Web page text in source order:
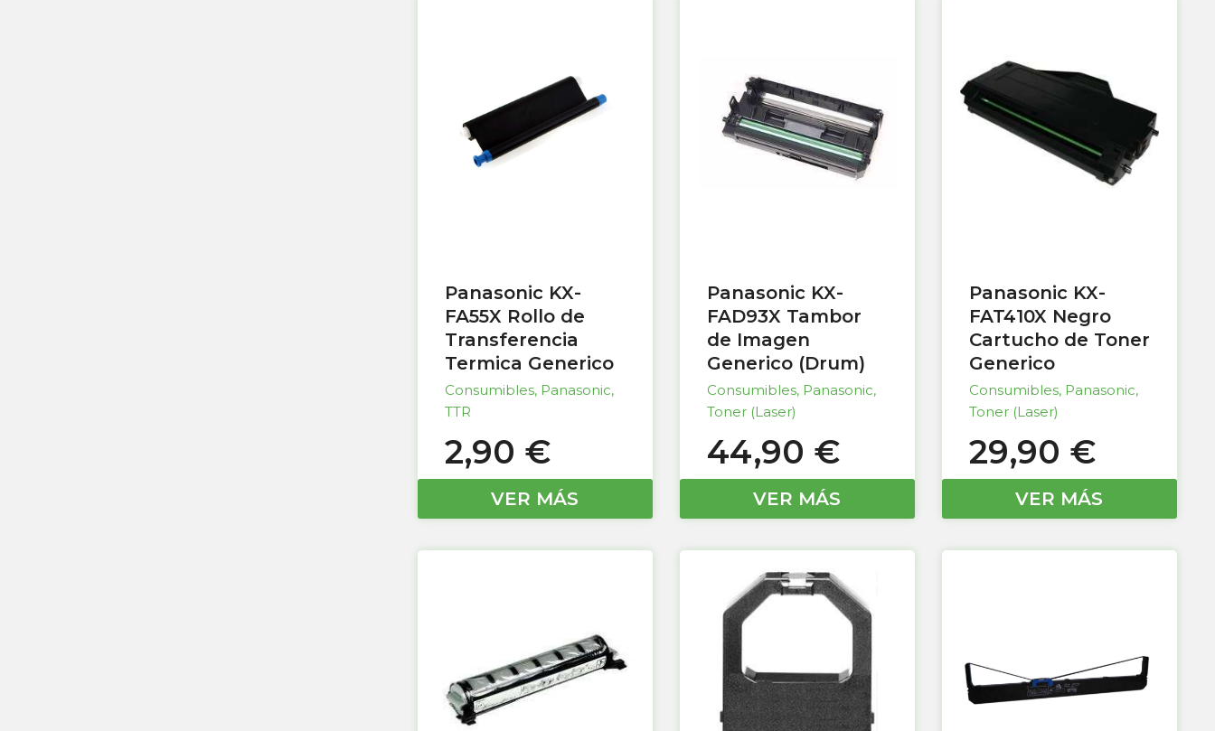
Panasonic KX-
FA55X Rollo de
Transferencia
Termica Generico
Consumibles, Panasonic,
TTR
2,90 €
VER MÁS
Panasonic KX-
FAD93X Tambor
de Imagen
Generico (Drum)
Consumibles, Panasonic,
Toner (Laser)
44,90 €
VER MÁS
Panasonic KX-
FAT410X Negro
Cartucho de Toner
Generico
Consumibles, Panasonic,
Toner (Laser)
29,90 €
VER MÁS